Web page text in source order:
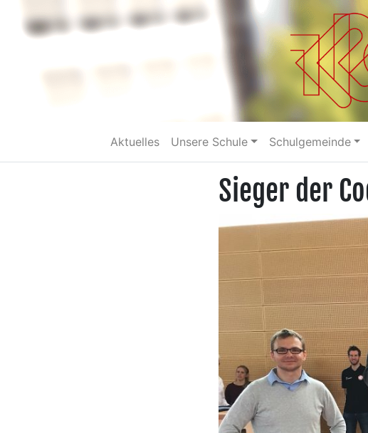
Aktuelles Unsere Schule Schulgemeinde
Sieger der